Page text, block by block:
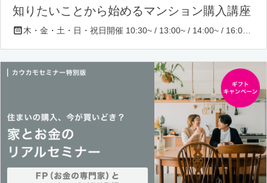
知りたいことから始めるマンション購入講座